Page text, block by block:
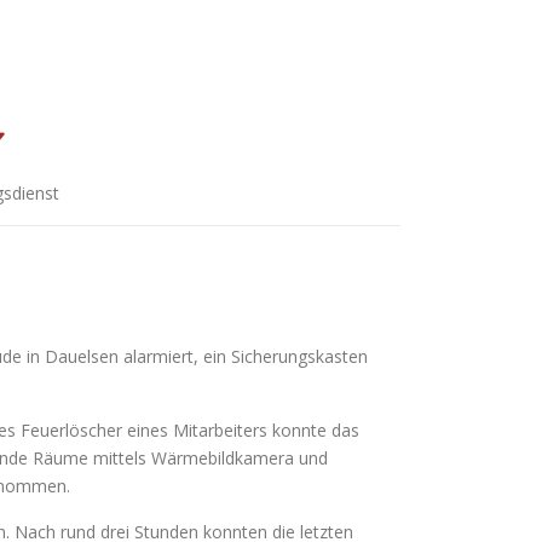
in Dauelsen alarmiert, ein Sicherungskasten
Feuerlöscher eines Mitarbeiters konnte das
Räume mittels Wärmebildkamera und
Nach rund drei Stunden konnten die letzten